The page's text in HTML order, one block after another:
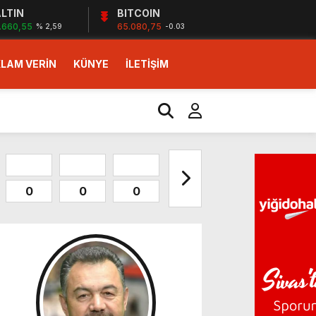
% 2,59
BITCOIN
65.080,75 -0.03
VERİN KÜNYE İLETİŞİM
0 0 0